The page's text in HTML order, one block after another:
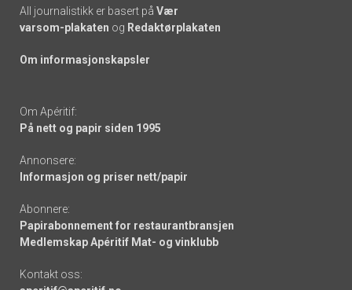
All journalistikk er basert på Vær
varsom-plakaten og Redaktørplakaten
Om informasjonskapsler
Om Apéritif:
På nett og papir siden 1995
Annonsere:
Informasjon og priser nett/papir
Abonnere:
Papirabonnement for restaurantbransjen
Medlemskap Apéritif Mat- og vinklubb
Kontakt oss: